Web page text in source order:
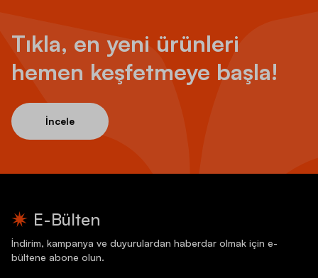
Tıkla, en yeni ürünleri
hemen keşfetmeye başla!
İncele
E-Bülten
İndirim, kampanya ve duyurulardan haberdar olmak için e-
bültene abone olun.